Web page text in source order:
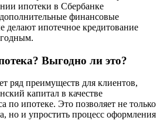
ипотеки в Сбербанке
финансовые
делают ипотечное кредитование
Выгодно ли это?
ряд преимуществ для клиентов,
капитал в качестве
по ипотеке. Это позволяет не только
но и упростить процесс оформления